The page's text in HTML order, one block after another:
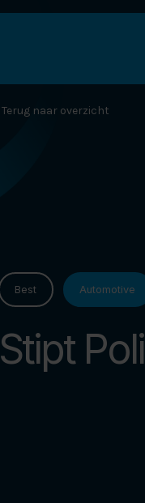
Terug naar overzicht
Best Automotive
Stipt